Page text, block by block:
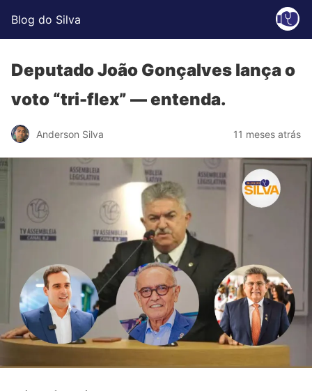
Blog do Silva
Deputado João Gonçalves lança o
voto “tri-flex” — entenda.
Anderson Silva 11 meses atrás